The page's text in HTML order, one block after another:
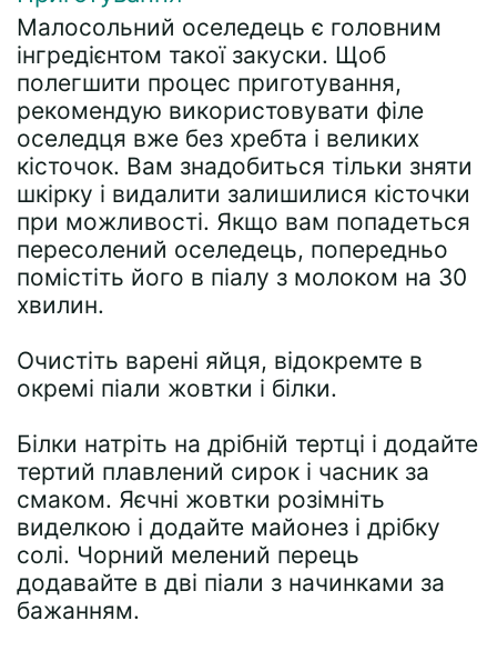
Малосольний оселедець є головним
інгредієнтом такої закуски. Щоб
полегшити процес приготування,
рекомендую використовувати філе
оселедця вже без хребта і великих
кісточок. Вам знадобиться тільки зняти
шкірку і видалити залишилися кісточки
при можливості. Якщо вам попадеться
пересолений оселедець, попередньо
помістіть його в піалу з молоком на 30
хвилин.
Очистіть варені яйця, відокремте в
окремі піали жовтки і білки.
Білки натріть на дрібній тертці і додайте
тертий плавлений сирок і часник за
смаком. Яєчні жовтки розімніть
виделкою і додайте майонез і дрібку
солі. Чорний мелений перець
додавайте в дві піали з начинками за
бажанням.